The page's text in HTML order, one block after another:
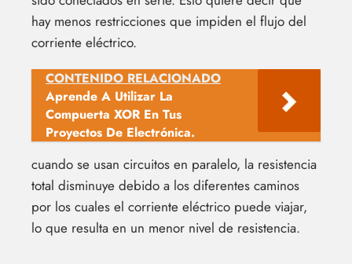
hay menos restricciones que impiden el flujo del
corriente eléctrico.
CONTENIDO RELACIONADO
Aprende A Utilizar La
Compuerta XOR En Tus
Proyectos De Electrónica.
cuando se usan circuitos en paralelo, la resistencia
total disminuye debido a los diferentes caminos
por los cuales el corriente eléctrico puede viajar,
lo que resulta en un menor nivel de resistencia.